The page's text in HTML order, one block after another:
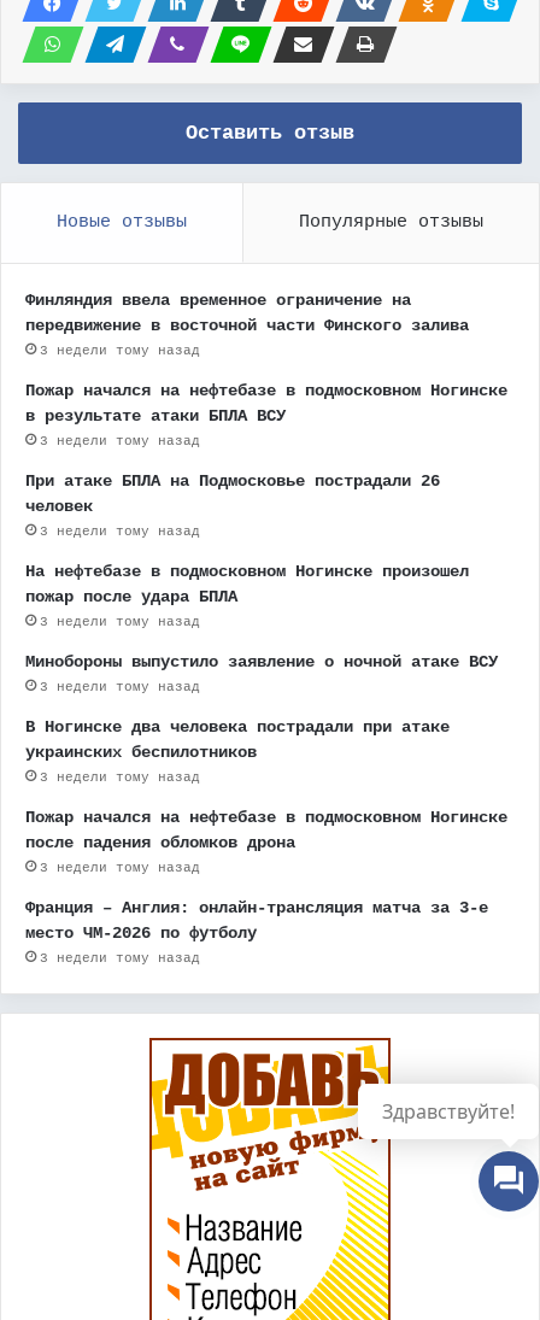
Оставить отзыв
Новые отзывы Популярные отзывы
Финляндия ввела временное ограничение на
передвижение в восточной части Финского залива
3 недели тому назад
Пожар начался на нефтебазе в подмосковном Ногинске
в результате атаки БПЛА ВСУ
3 недели тому назад
При атаке БПЛА на Подмосковье пострадали 26
человек
3 недели тому назад
На нефтебазе в подмосковном Ногинске произошел
пожар после удара БПЛА
3 недели тому назад
Минобороны выпустило заявление о ночной атаке ВСУ
3 недели тому назад
В Ногинске два человека пострадали при атаке
украинских беспилотников
3 недели тому назад
Пожар начался на нефтебазе в подмосковном Ногинске
после падения обломков дрона
3 недели тому назад
Франция – Англия: онлайн-трансляция матча за 3-е
место ЧМ-2026 по футболу
3 недели тому назад
Здравствуйте!